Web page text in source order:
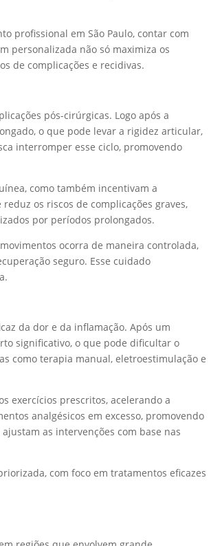
profissional em São Paulo, contar com
personalizada não só maximiza os
de complicações e recidivas.
pós-cirúrgicas. Logo após a
o que pode levar a rigidez articular,
interromper esse ciclo, promovendo
como também incentivam a
os riscos de complicações graves,
por períodos prolongados.
ocorra de maneira controlada,
seguro. Esse cuidado
da dor e da inflamação. Após um
significativo, o que pode dificultar o
como terapia manual, eletroestimulação e
exercícios prescritos, acelerando a
analgésicos em excesso, promovendo
as intervenções com base nas
com foco em tratamentos eficazes